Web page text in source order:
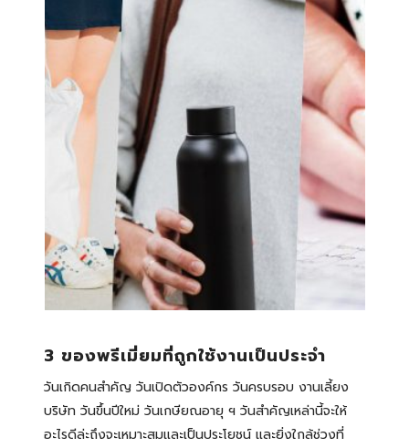
3 ของพรีเมี่ยมที่ถูกใช้งานเป็นประจำ
วันเกิดคนสำคัญ วันเปิดตัวองค์กร วันครบรอบ งานเลี้ยง
บริษัท วันขึ้นปีใหม่ วันเกษียณอายุ ฯ วันสำคัญเหล่านี้จะให้
อะไรดีล่ะถึงจะเหมาะสมและเป็นประโยชน์ และยิ่งใกล้ช่วงที่